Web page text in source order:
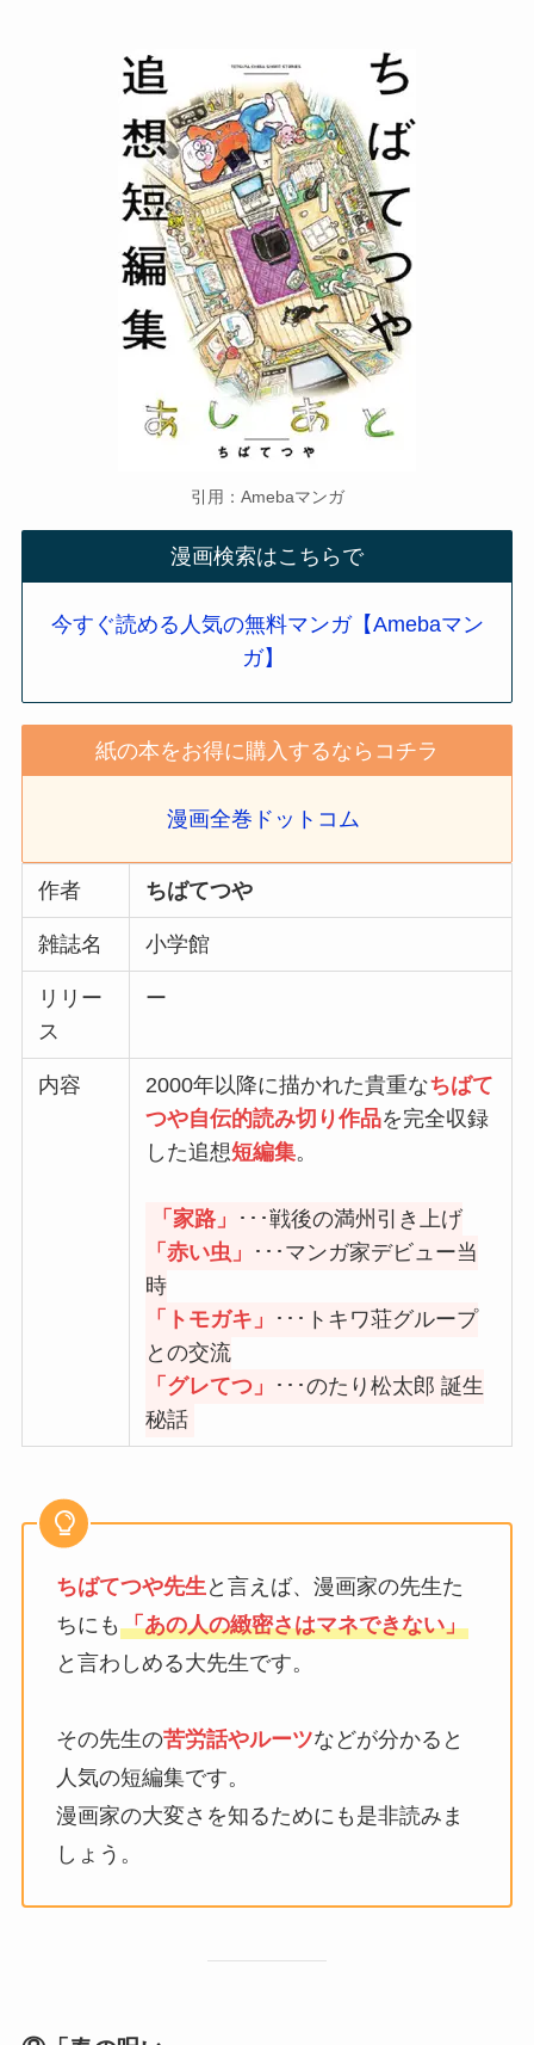
引用：Amebaマンガ
漫画検索はこちらで
今すぐ読める人気の無料マンガ【Amebaマン
ガ】
紙の本をお得に購入するならコチラ
漫画全巻ドットコム
作者 ちばてつや
雑誌名 小学館
リリー
ス
ー
内容 2000年以降に描かれた貴重なちばて
つや自伝的読み切り作品を完全収録
した追想短編集。
「家路」
･･･戦後の満州引き上げ
「赤い虫」
･･･マンガ家デビュー当
時
「トモガキ」
･･･トキワ荘グループ
との交流
「グレてつ」
･･･のたり松太郎 誕生
秘話
ちばてつや先生 と言えば、漫画家の先生た
ちにも 「あの人の緻密さはマネできない」
と言わしめる大先生です。
その先生の苦労話やルーツなどが分かると
人気の短編集です。
漫画家の大変さを知るためにも是非読みま
しょう。